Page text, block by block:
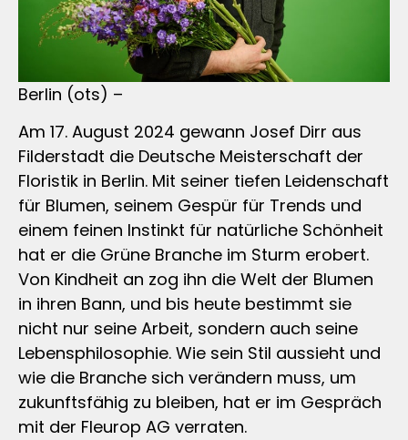
Berlin (ots) –
Am 17. August 2024 gewann Josef Dirr aus
Filderstadt die Deutsche Meisterschaft der
Floristik in Berlin. Mit seiner tiefen Leidenschaft
für Blumen, seinem Gespür für Trends und
einem feinen Instinkt für natürliche Schönheit
hat er die Grüne Branche im Sturm erobert.
Von Kindheit an zog ihn die Welt der Blumen
in ihren Bann, und bis heute bestimmt sie
nicht nur seine Arbeit, sondern auch seine
Lebensphilosophie. Wie sein Stil aussieht und
wie die Branche sich verändern muss, um
zukunftsfähig zu bleiben, hat er im Gespräch
mit der Fleurop AG verraten.